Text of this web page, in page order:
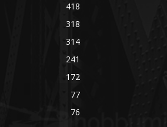
418
318
314
241
172
77
76